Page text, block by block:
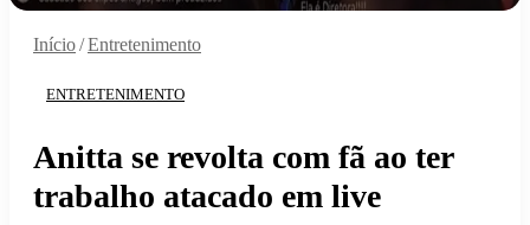
Início/Entretenimento
ENTRETENIMENTO
Anitta se revolta com fã ao ter
trabalho atacado em live